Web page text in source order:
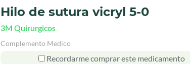
Hilo de sutura vicryl 5-0
3M Quirurgicos
Complemento Medico
Recordarme comprar este medicamento